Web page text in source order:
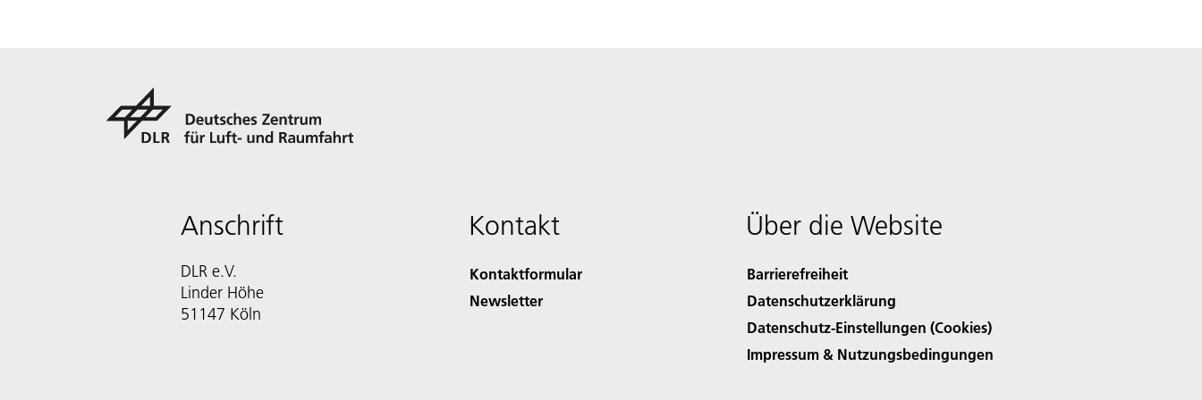
Anschrift
DLR e.V.
Linder Höhe
51147 Köln
Kontakt
Kontaktformular
Newsletter
Über die Website
Barrierefreiheit
Datenschutzerklärung
Datenschutz-Einstellungen (Cookies)
Impressum & Nutzungsbedingungen